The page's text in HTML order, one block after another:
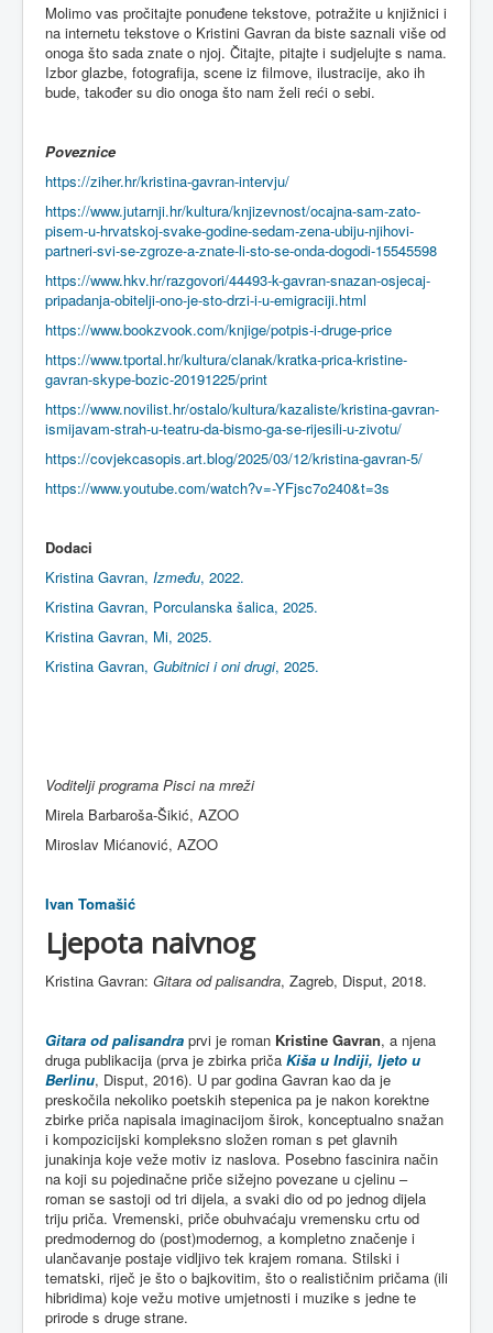
Molimo vas pročitajte ponuđene tekstove, potražite u knjižnici i
na internetu tekstove o Kristini Gavran da biste saznali više od
onoga što sada znate o njoj. Čitajte, pitajte i sudjelujte s nama.
Izbor glazbe, fotografija, scene iz filmove, ilustracije, ako ih
bude, također su dio onoga što nam želi reći o sebi.
Poveznice
https://ziher.hr/kristina-gavran-intervju/
https://www.jutarnji.hr/kultura/knjizevnost/ocajna-sam-zato-
pisem-u-hrvatskoj-svake-godine-sedam-zena-ubiju-njihovi-
partneri-svi-se-zgroze-a-znate-li-sto-se-onda-dogodi-15545598
https://www.hkv.hr/razgovori/44493-k-gavran-snazan-osjecaj-
pripadanja-obitelji-ono-je-sto-drzi-i-u-emigraciji.html
https://www.bookzvook.com/knjige/potpis-i-druge-price
https://www.tportal.hr/kultura/clanak/kratka-prica-kristine-
gavran-skype-bozic-20191225/print
https://www.novilist.hr/ostalo/kultura/kazaliste/kristina-gavran-
ismijavam-strah-u-teatru-da-bismo-ga-se-rijesili-u-zivotu/
https://covjekcasopis.art.blog/2025/03/12/kristina-gavran-5/
https://www.youtube.com/watch?v=-YFjsc7o240&t=3s
Dodaci
Kristina Gavran, Između, 2022.
Kristina Gavran, Porculanska šalica, 2025.
Kristina Gavran, Mi, 2025.
Kristina Gavran, Gubitnici i oni drugi, 2025.
Voditelji programa Pisci na mreži
Mirela Barbaroša-Šikić, AZOO
Miroslav Mićanović, AZOO
Ivan Tomašić
Ljepota naivnog
Kristina Gavran: Gitara od palisandra, Zagreb, Disput, 2018.
Gitara od palisandra prvi je roman Kristine Gavran, a njena
druga publikacija (prva je zbirka priča Kiša u Indiji, ljeto u
Berlinu, Disput, 2016). U par godina Gavran kao da je
preskočila nekoliko poetskih stepenica pa je nakon korektne
zbirke priča napisala imaginacijom širok, konceptualno snažan
i kompozicijski kompleksno složen roman s pet glavnih
junakinja koje veže motiv iz naslova. Posebno fascinira način
na koji su pojedinačne priče sižejno povezane u cjelinu –
roman se sastoji od tri dijela, a svaki dio od po jednog dijela
triju priča. Vremenski, priče obuhvaćaju vremensku crtu od
predmodernog do (post)modernog, a kompletno značenje i
ulančavanje postaje vidljivo tek krajem romana. Stilski i
tematski, riječ je što o bajkovitim, što o realističnim pričama (ili
hibridima) koje vežu motive umjetnosti i muzike s jedne te
prirode s druge strane.